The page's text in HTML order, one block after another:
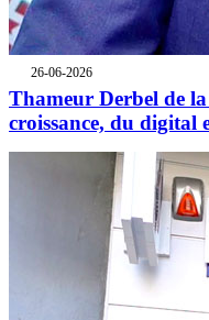
26-06-2026
Thameur Derbel de
croissance, du digital